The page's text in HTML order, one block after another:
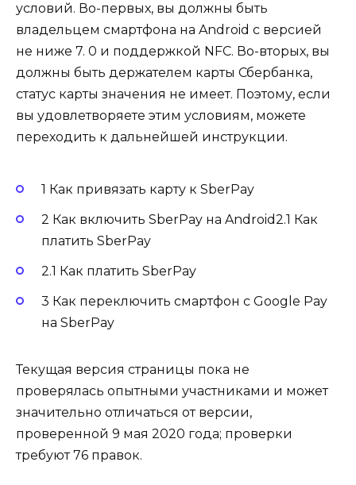
условий. Во-первых, вы должны быть
владельцем смартфона на Android с версией
не ниже 7. 0 и поддержкой NFC. Во-вторых, вы
должны быть держателем карты Сбербанка,
статус карты значения не имеет. Поэтому, если
вы удовлетворяете этим условиям, можете
переходить к дальнейшей инструкции.
1 Как привязать карту к SberPay
2 Как включить SberPay на Android2.1 Как
платить SberPay
2.1 Как платить SberPay
3 Как переключить смартфон с Google Pay
на SberPay
Текущая версия страницы пока не
проверялась опытными участниками и может
значительно отличаться от версии,
проверенной 9 мая 2020 года; проверки
требуют 76 правок.